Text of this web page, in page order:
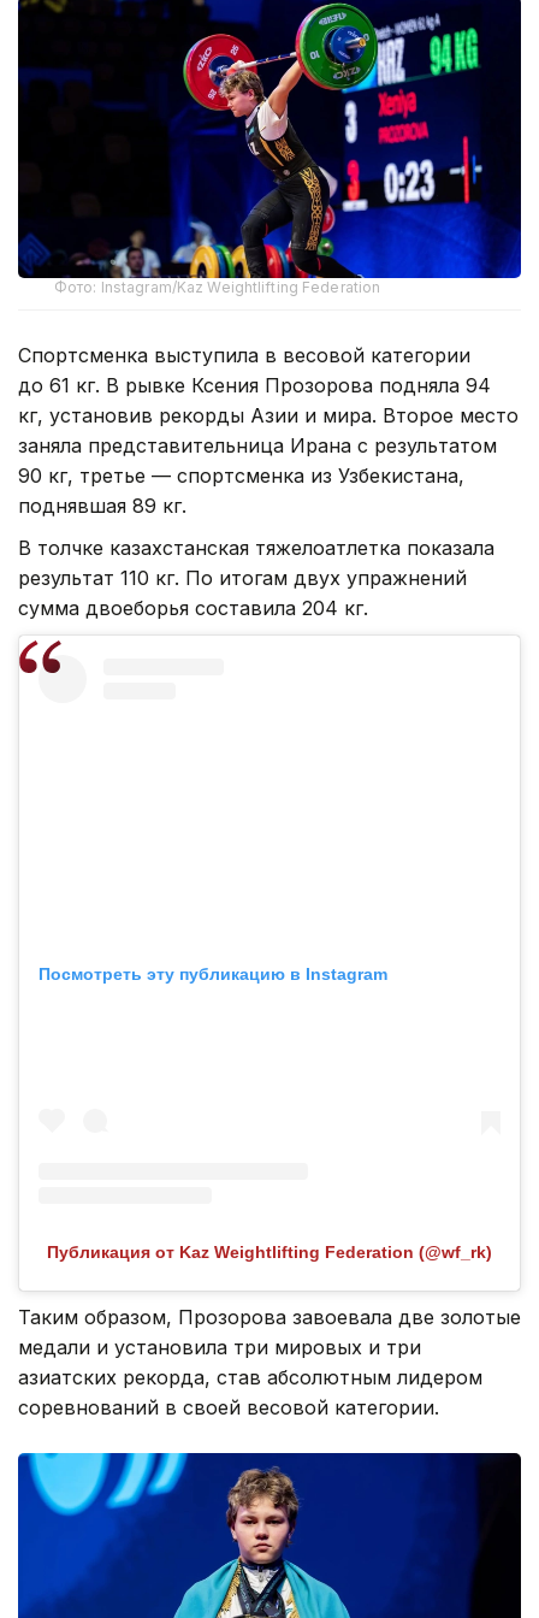
Фото: Instagram/Kaz Weightlifting Federation
Спортсменка выступила в весовой категории
до 61 кг. В рывке Ксения Прозорова подняла 94
кг, установив рекорды Азии и мира. Второе место
заняла представительница Ирана с результатом
90 кг, третье — спортсменка из Узбекистана,
поднявшая 89 кг.
В толчке казахстанская тяжелоатлетка показала
результат 110 кг. По итогам двух упражнений
сумма двоеборья составила 204 кг.
Посмотреть эту публикацию в Instagram
Публикация от Kaz Weightlifting Federation (@wf_rk)
Таким образом, Прозорова завоевала две золотые
медали и установила три мировых и три
азиатских рекорда, став абсолютным лидером
соревнований в своей весовой категории.